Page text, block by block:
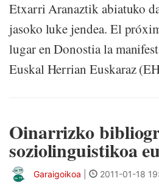
Etxarri Aranaztik abiatuko
jasoko luke jendea. El
lugar en Donostia la
Euskal Herrian Euskaraz
Oinarrizko
soziolinguistikoa
Garaigoikoa 2011-01-18